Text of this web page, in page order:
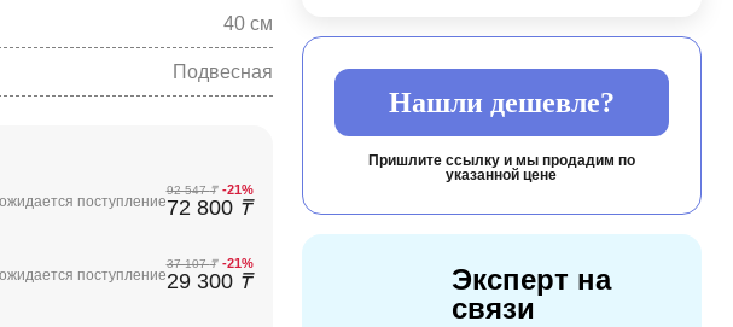
40 см
Подвесная
ожидается поступление
92 547₸ -21%
72 800 ₸
ожидается поступление
37 107₸ -21%
29 300 ₸
Нашли дешевле?
Пришлите ссылку и мы продадим по
указанной цене
Эксперт на
связи